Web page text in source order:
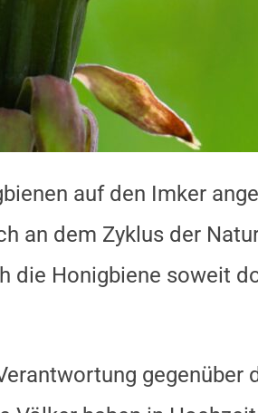
auf den Imker
an dem Zyklus der
die Honigbiene soweit